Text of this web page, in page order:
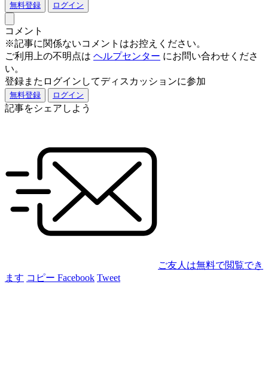
無料登録 ログイン
コメント
※記事に関係ないコメントはお控えください。
ご利用上の不明点は ヘルプセンター にお問い合わせくださ
い。
登録またログインしてディスカッションに参加
無料登録 ログイン
記事をシェアしよう
ご友人は無料で閲覧でき
ます コピー Facebook Tweet